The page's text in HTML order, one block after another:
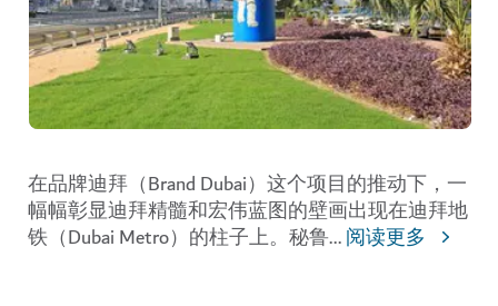
在品牌迪拜（Brand Dubai）这个项目的推动下，一
幅幅彰显迪拜精髓和宏伟蓝图的壁画出现在迪拜地
铁（Dubai Metro）的柱子上。秘鲁...阅读更多